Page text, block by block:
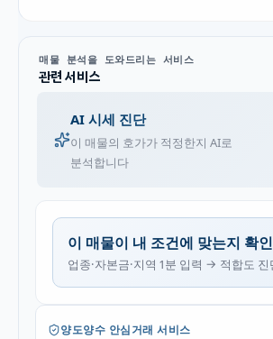
매물 분석을 도와드리는 서비스
관련 서비스
AI 시세 진단
이 매물의 호가가 적정한지 AI로
분석합니다
이 매물이 내 조건에 맞는지 확인
업종·자본금·지역 1분 입력 → 적합도 진
양도양수 안심거래 서비스